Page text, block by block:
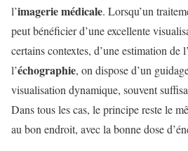
l’imagerie médicale. Lorsqu’un
peut bénéficier d’une excellente
certains contextes, d’une estimation de
l’échographie, on dispose d’un
visualisation dynamique, souvent
Dans tous les cas, le principe reste le
au bon endroit, avec la bonne dose